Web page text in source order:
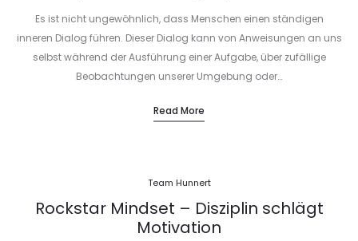
Es ist nicht ungewöhnlich, dass Menschen einen ständigen
inneren Dialog führen. Dieser Dialog kann von Anweisungen an uns
selbst während der Ausführung einer Aufgabe, über zufällige
Beobachtungen unserer Umgebung oder…
Read More
Team Hunnert
Rockstar Mindset – Disziplin schlägt
Motivation